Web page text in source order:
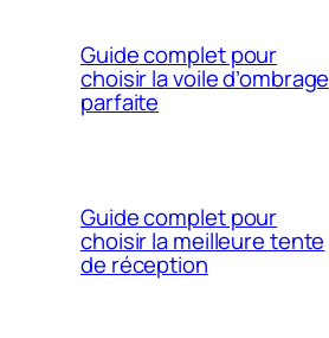
Guide complet pour
choisir la voile d’ombrage
parfaite
Guide complet pour
choisir la meilleure tente
de réception